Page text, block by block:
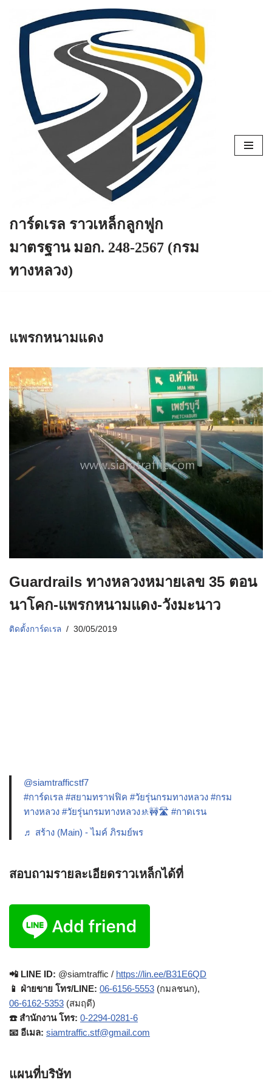
Skip
content
การ์ดเรล ราวเหล็กลูกฟูก
มาตรฐาน มอก. 248-2567 (กรม
ทางหลวง)
แพรกหนามแดง
Guardrails ทางหลวงหมายเลข 35 ตอน
นาโคก-แพรกหนามแดง-วังมะนาว
ติดตั้งการ์ดเรล 30/05/2019
@siamtrafficstf7
#การ์ดเรล #สยามทราฟฟิค #วัยรุ่นกรมทางหลวง #กรม
ทางหลวง #วัยรุ่นกรมทางหลวง🚸🚧🛣️ #กาดเรน
♬ สร้าง (Main) - ไมค์ ภิรมย์พร
สอบถามรายละเอียดราวเหล็กได้ที่
📲 LINE ID: @siamtraffic / https://lin.ee/B31E6QD
📱 ฝ่ายขาย โทร/LINE: 06-6156-5553 (กมลชนก),
06-6162-5353 (สมฤดี)
☎️ สำนักงาน โทร: 0-2294-0281-6
📧 อีเมล: siamtraffic.stf@gmail.com
แผนที่บริษัท